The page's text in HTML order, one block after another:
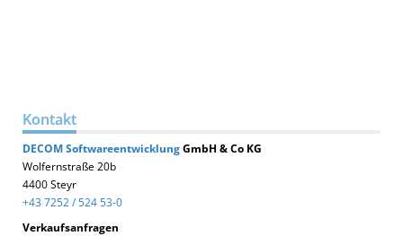
Kontakt
DECOMSoftwareentwicklungGmbH & Co KG
Wolfernstraße 20b
4400 Steyr
+43 7252 / 524 53-0
Verkaufsanfragen